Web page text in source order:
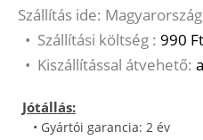
Szállítás ide: Magyarország
• Szállítási költség : 990
• Kiszállítással átvehető:
Jótállás:
• Gyártói garancia: 2 év